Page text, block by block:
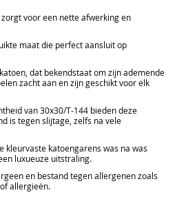
voor een nette afwerking en
maat die perfect aansluit op
dat bekendstaat om zijn ademende
zacht aan en zijn geschikt voor elk
van 30x30/T-144 bieden deze
is tegen slijtage, zelfs na vele
katoengarens was na was
luxueuze uitstraling.
en bestand tegen allergenen zoals
allergieën.